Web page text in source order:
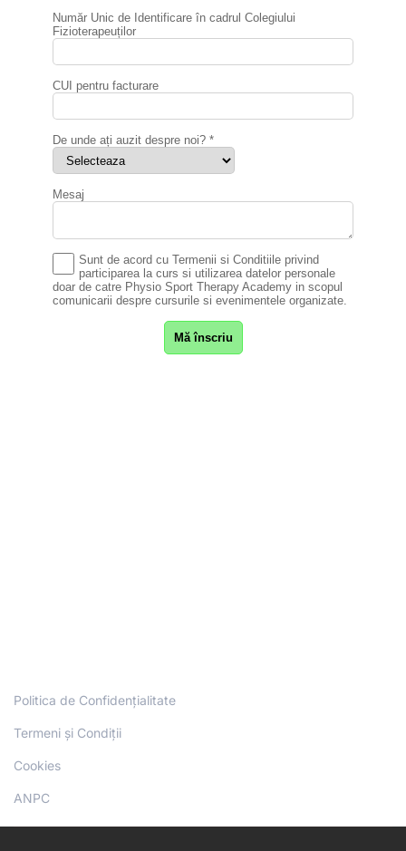
Politica de Confidențialitate
Termeni și Condiții
Cookies
ANPC